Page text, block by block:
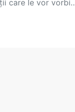
care le vor